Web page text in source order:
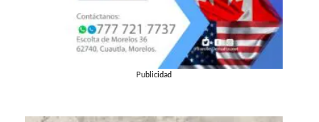
Publicidad